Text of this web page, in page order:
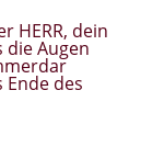
HERR, dein
die Augen
des